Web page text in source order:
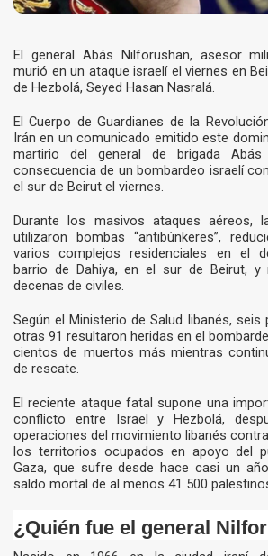
El general Abás Nilforushan, asesor
murió en un ataque israelí el viernes en
de Hezbolá, Seyed Hasan Nasralá.
El Cuerpo de Guardianes de la
Irán en un comunicado emitido este
martirio del general de brigada Abás
consecuencia de un bombardeo israelí
el sur de Beirut el viernes.
Durante los masivos ataques aéreos,
utilizaron bombas “antibúnkeres”,
varios complejos residenciales en el
barrio de Dahiya, en el sur de Beirut, y
decenas de civiles.
Según el Ministerio de Salud libanés,
otras 91 resultaron heridas en el
cientos de muertos más mientras
de rescate.
El reciente ataque fatal supone una
conflicto entre Israel y Hezbolá,
operaciones del movimiento libanés
los territorios ocupados en apoyo del
Gaza, que sufre desde hace casi un
saldo mortal de al menos 41 500
¿Quién fue el general